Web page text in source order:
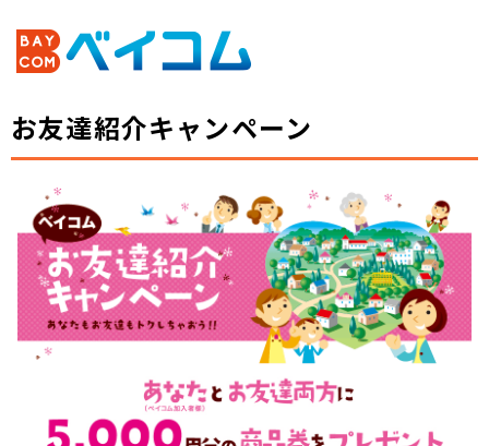
お友達紹介キャンペーン